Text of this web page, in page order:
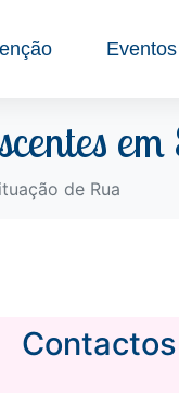
Eventos
de Rua
Contactos